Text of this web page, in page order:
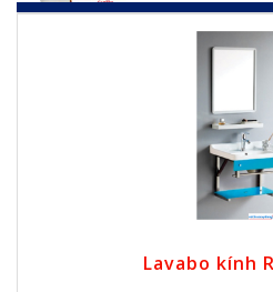
Lavabo kính